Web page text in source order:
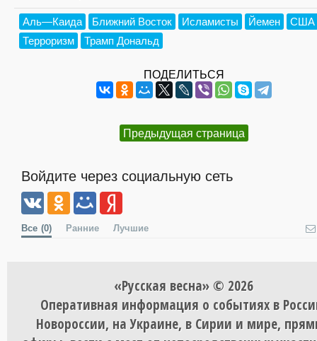
Аль—Каида Ближний Восток Исламисты Йемен
США
Терроризм
Трамп Дональд
ПОДЕЛИТЬСЯ
Предыдущая страница
Войдите через социальную сеть
Все (0) Ранние Лучшие
«Русская весна» © 2026
Оперативная информация о событиях в
Новороссии, на Украине, в Сирии и мире,